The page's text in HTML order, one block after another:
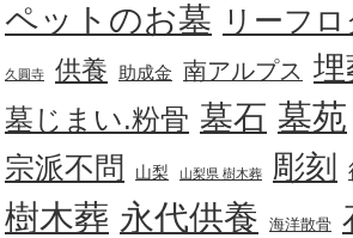
ペットのお墓 リーフ
久圓寺 供養 助成金 南アルプス 埋
墓じまい.粉骨 墓石 墓苑
宗派不問 山梨 山梨県 樹木葬 彫刻
樹木葬 永代供養 海洋散骨